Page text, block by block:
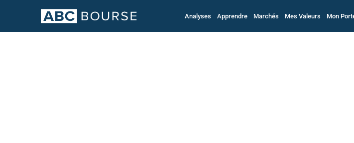
Analyses Apprendre Marchés Mes Valeurs Mon